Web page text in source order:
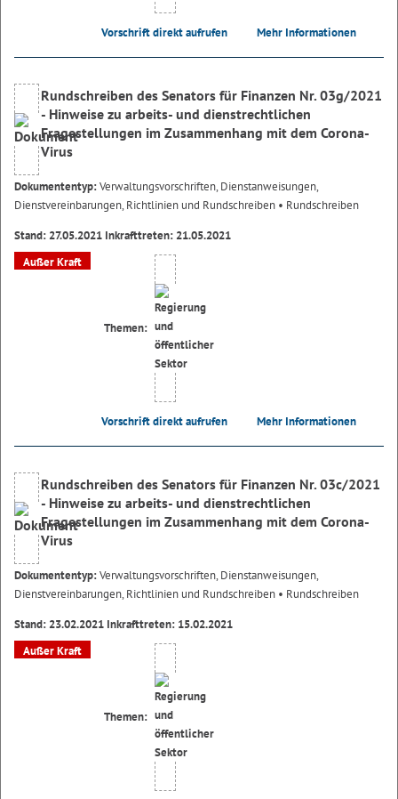
Vorschrift direkt aufrufen Mehr Informationen
Rundschreiben des Senators für Finanzen Nr. 03g/2021
- Hinweise zu arbeits- und dienstrechtlichen
Fragestellungen im Zusammenhang mit dem Corona-
Virus
Dokumententyp:Verwaltungsvorschriften, Dienstanweisungen,
Dienstvereinbarungen, Richtlinien und Rundschreiben • Rundschreiben
Stand: 27.05.2021 Inkrafttreten: 21.05.2021
Außer Kraft
Themen:
Vorschrift direkt aufrufen Mehr Informationen
Rundschreiben des Senators für Finanzen Nr. 03c/2021
- Hinweise zu arbeits- und dienstrechtlichen
Fragestellungen im Zusammenhang mit dem Corona-
Virus
Dokumententyp:Verwaltungsvorschriften, Dienstanweisungen,
Dienstvereinbarungen, Richtlinien und Rundschreiben • Rundschreiben
Stand: 23.02.2021 Inkrafttreten: 15.02.2021
Außer Kraft
Themen: